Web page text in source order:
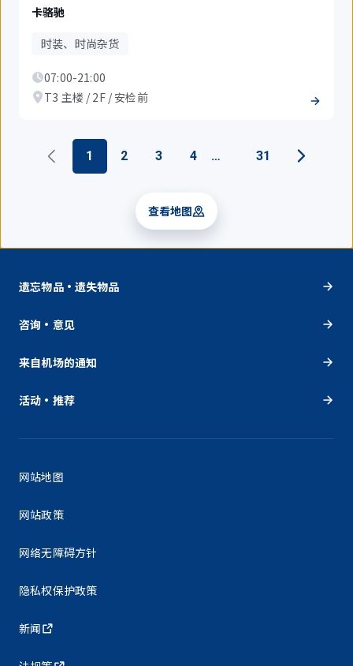
卡骆驰
时装、时尚杂货
07:00-21:00
T3 主楼 / 2F / 安检前
1 2 3 4 31
查看地图
遗忘物品・遗失物品
咨询・意见
来自机场的通知
活动・推荐
网站地图
网站政策
网络无障碍方针
隐私权保护政策
新闻